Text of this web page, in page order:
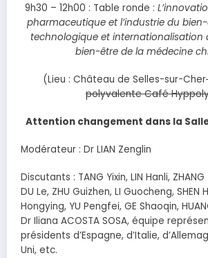
9h30 – 12h00 : Table ronde :
pharmaceutique et l’industrie du
technologique et internationalisation
bien-être de la médecine
(Lieu : Château de Selles-sur-Cher
polyvalente Café
Attention changement dans la
Modérateur : Dr LIAN Zenglin
Discutants : TANG Yixin, LIN Hanli,
DU Le, ZHU Guizhen, LI Guocheng, SHEN
Hongying, YU Pengfei, GE Shaoqin,
Dr Iliana ACOSTA SOSA, équipe
présidents d’Espagne, d’Italie,
Uni, etc.